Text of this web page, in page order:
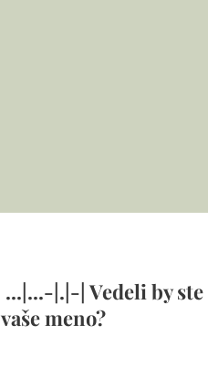
...|...-|.|-| Vedeli by
vaše meno?